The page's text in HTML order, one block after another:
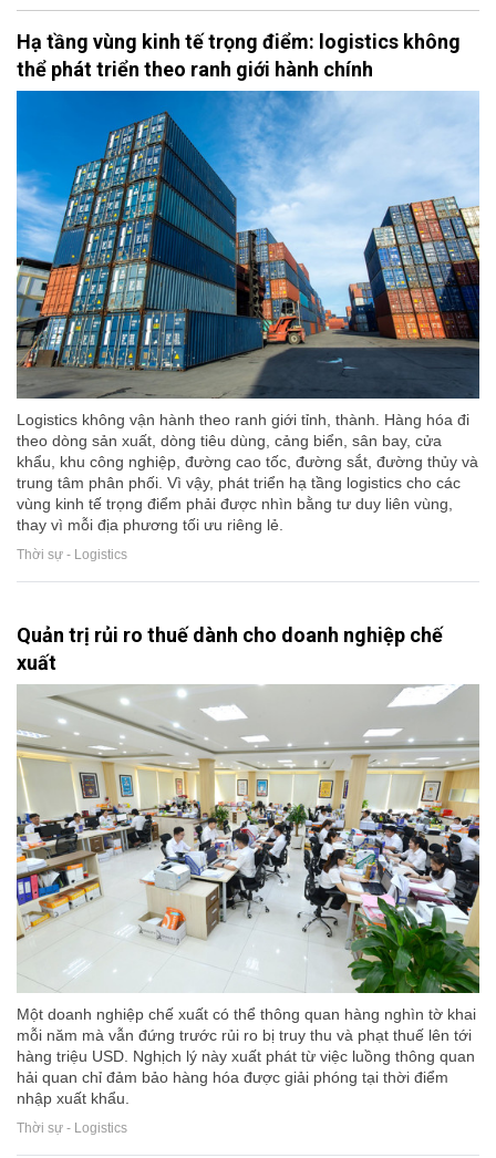
Hạ tầng vùng kinh tế trọng điểm: logistics không
thể phát triển theo ranh giới hành chính
Logistics không vận hành theo ranh giới tỉnh, thành. Hàng hóa đi
theo dòng sản xuất, dòng tiêu dùng, cảng biển, sân bay, cửa
khẩu, khu công nghiệp, đường cao tốc, đường sắt, đường thủy và
trung tâm phân phối. Vì vậy, phát triển hạ tầng logistics cho các
vùng kinh tế trọng điểm phải được nhìn bằng tư duy liên vùng,
thay vì mỗi địa phương tối ưu riêng lẻ.
Thời sự - Logistics
Quản trị rủi ro thuế dành cho doanh nghiệp chế
xuất
Một doanh nghiệp chế xuất có thể thông quan hàng nghìn tờ khai
mỗi năm mà vẫn đứng trước rủi ro bị truy thu và phạt thuế lên tới
hàng triệu USD. Nghịch lý này xuất phát từ việc luồng thông quan
hải quan chỉ đảm bảo hàng hóa được giải phóng tại thời điểm
nhập xuất khẩu.
Thời sự - Logistics